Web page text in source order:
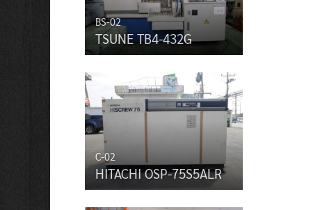
BS-02
TSUNE TB4-432G
C-02
HITACHI OSP-75S5ALR